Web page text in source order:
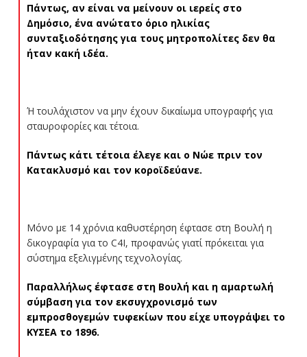
Πάντως, αν είναι να μείνουν οι ιερείς στο
Δημόσιο, ένα ανώτατο όριο ηλικίας
συνταξιοδότησης για τους μητροπολίτες δεν θα
ήταν κακή ιδέα.
Ή τουλάχιστον να μην έχουν δικαίωμα υπογραφής για
σταυροφορίες και τέτοια.
Πάντως κάτι τέτοια έλεγε και ο Νώε πριν τον
Κατακλυσμό και τον κοροϊδεύανε.
Μόνο με 14 χρόνια καθυστέρηση έφτασε στη Βουλή η
δικογραφία για το C4I, προφανώς γιατί πρόκειται για
σύστημα εξελιγμένης τεχνολογίας.
Παραλλήλως έφτασε στη Βουλή και η αμαρτωλή
σύμβαση για τον εκσυγχρονισμό των
εμπροσθογεμών τυφεκίων που είχε υπογράψει το
ΚΥΣΕΑ το 1896.